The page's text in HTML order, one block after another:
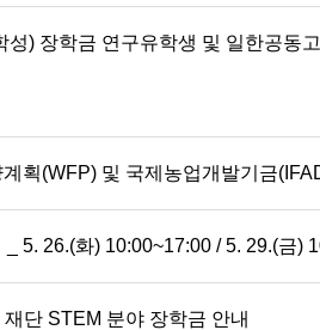
) 장학금 연구유학생 및 일한공동
획(WFP) 및 국제농업개발기금
_ 5. 26.(화) 10:00~17:00 / 5. 29.(금)
단 STEM 분야 장학금 안내